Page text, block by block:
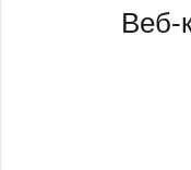
Веб-